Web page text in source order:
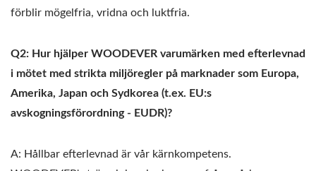
förblir mögelfria, vridna och luktfria.
Q2: Hur hjälper WOODEVER varumärken med efterlevnad
i mötet med strikta miljöregler på marknader som Europa,
Amerika, Japan och Sydkorea (t.ex. EU:s
avskogningsförordning - EUDR)?
A: Hållbar efterlevnad är vår kärnkompetens.